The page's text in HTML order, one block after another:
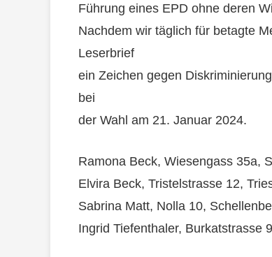
Führung eines EPD ohne deren
Nachdem wir täglich für betagte
Leserbrief
ein Zeichen gegen
bei
der Wahl am 21. Januar 2024.
Ramona Beck, Wiesengass 35a,
Elvira Beck, Tristelstrasse 12,
Sabrina Matt, Nolla 10,
Ingrid Tiefenthaler, Burkatstrasse